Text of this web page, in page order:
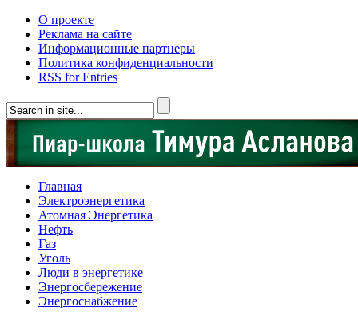
О проекте
Реклама на сайте
Информационные партнеры
Политика конфиденциальности
RSS for Entries
Главная
Электроэнергетика
Атомная Энергетика
Нефть
Газ
Уголь
Люди в энергетике
Энергосбережение
Энергоснабжение